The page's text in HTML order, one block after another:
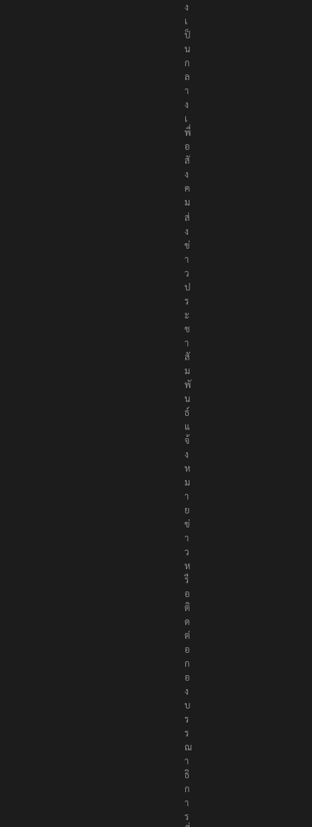
ง
เ
ป็
น
ก
ล
า
ง
เ
พื่
อ
สั
ง
ค
ม
ส่
ง
ข่
า
ว
ป
ร
ะ
ช
า
สั
ม
พั
น
ธ์
แ
จ้
ง
ห
ม
า
ย
ข่
า
ว
ห
รื
อ
ติ
ด
ต่
อ
ก
อ
ง
บ
ร
ร
ณ
า
ธิ
ก
า
ร